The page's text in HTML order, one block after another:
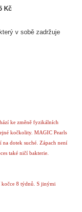
v sobě zadržuje
Kč
ke změně fyzikálních
kočkolity. MAGIC Pearls
na dotek suché. Zápach není
také ničí bakterie.
8 týdnů. S jinými